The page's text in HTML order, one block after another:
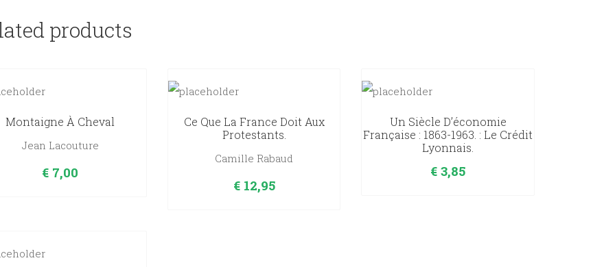
products
Montaigne À Cheval
Jean Lacouture
€ 7,00
Ce Que La France Doit Aux
Protestants.
Camille Rabaud
€12,95
Un Siècle D’économie
Française : 1863-1963. : Le Crédit
Lyonnais.
€ 3,85